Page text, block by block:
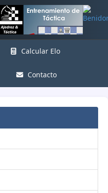
Calcular Elo
Contacto